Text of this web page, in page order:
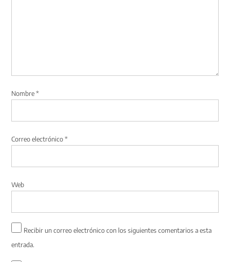
Nombre*
Correo electrónico*
Web
Recibir un correo electrónico con los siguientes comentarios a esta
entrada.